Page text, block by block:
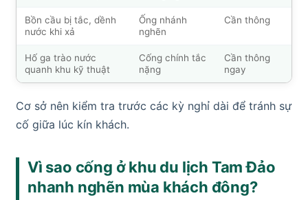
Bồn cầu bị tắc, dềnh
nước khi xả
Ống nhánh
nghẽn
Cần thông
Hố ga trào nước
quanh khu kỹ thuật
Cống chính tắc
nặng
Cần thông
ngay
Cơ sở nên kiểm tra trước các kỳ nghỉ dài để tránh sự
cố giữa lúc kín khách.
Vì sao cống ở khu du lịch Tam Đảo
nhanh nghẽn mùa khách đông?